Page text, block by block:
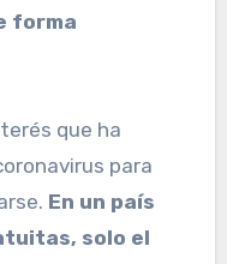
forma
que ha
para
En un país
solo el